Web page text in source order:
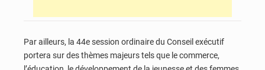
Par ailleurs, la 44e session ordinaire du Conseil exécutif
portera sur des thèmes majeurs tels que le commerce,